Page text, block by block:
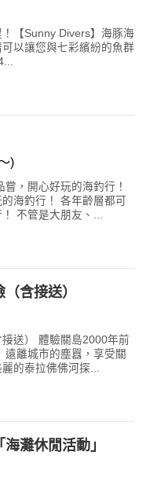
【Sunny Divers】海豚海
以讓您與七彩繽紛的魚群
)
，開心好玩的海釣行！
海釣行！ 各年齡層都可
不管是大朋友、...
含接送）
送） 體驗關島2000年前
遠離城市的塵囂，享受關
的泰拉佛佛河探...
灘休閒活動」